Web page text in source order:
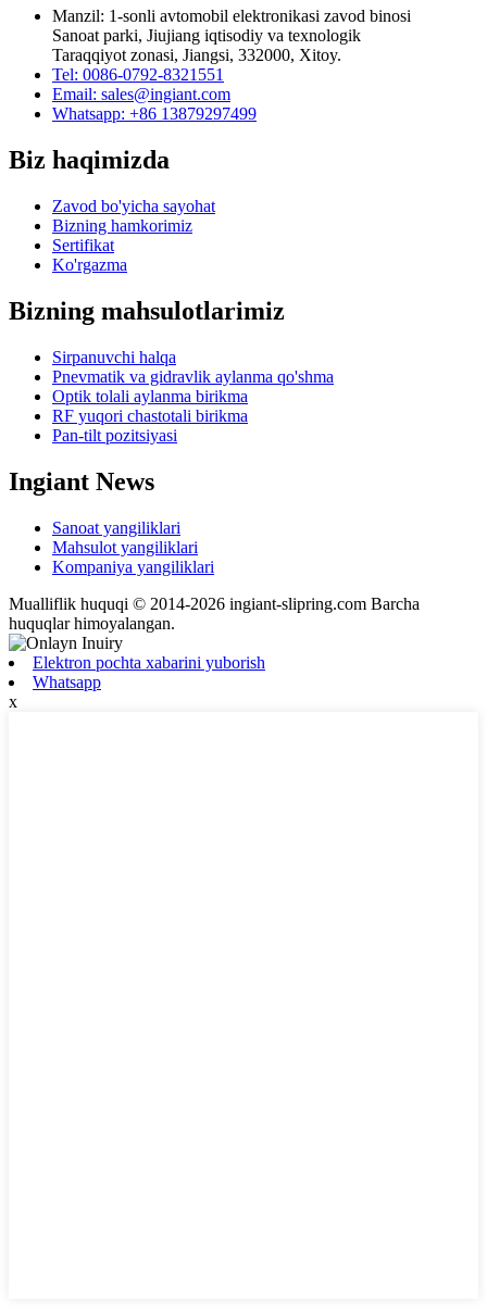
Manzil: 1-sonli avtomobil elektronikasi zavod binosi
Sanoat parki, Jiujiang iqtisodiy va texnologik
Taraqqiyot zonasi, Jiangsi, 332000, Xitoy.
Tel: 0086-0792-8321551
Email: sales@ingiant.com
Whatsapp: +86 13879297499
Biz haqimizda
Zavod bo'yicha sayohat
Bizning hamkorimiz
Sertifikat
Ko'rgazma
Bizning mahsulotlarimiz
Sirpanuvchi halqa
Pnevmatik va gidravlik aylanma qo'shma
Optik tolali aylanma birikma
RF yuqori chastotali birikma
Pan-tilt pozitsiyasi
Ingiant News
Sanoat yangiliklari
Mahsulot yangiliklari
Kompaniya yangiliklari
Mualliflik huquqi © 2014-2026 ingiant-slipring.com Barcha
huquqlar himoyalangan.
Elektron pochta xabarini yuborish
Whatsapp
x